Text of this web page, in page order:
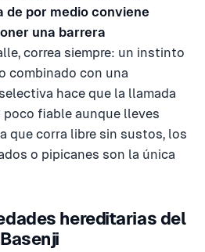
de por medio conviene
una barrera
correa siempre: un instinto
combinado con una
hace que la llamada
poco fiable aunque lleves
que corra libre sin sustos, los
o pipicanes son la única
hereditarias del
Basenji